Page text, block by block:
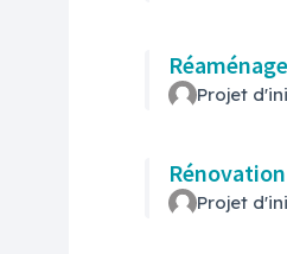
Projet
Projet